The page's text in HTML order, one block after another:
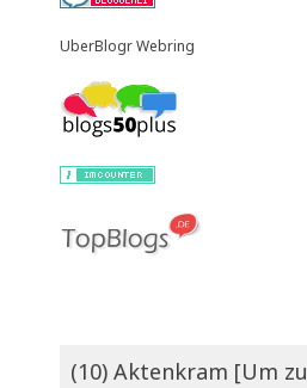
UberBlogr Webring
(10) Aktenkram [Um zu